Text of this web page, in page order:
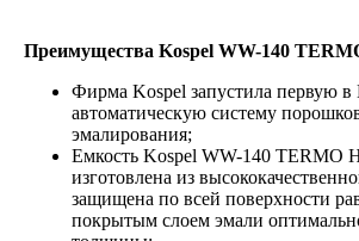
Преимущества Kospel WW-140
Фирма Kospel запустила первую
автоматическую систему
эмалирования;
Емкость Kospel WW-140 TERMO
изготовлена из
защищена по всей поверхности
покрытым слоем эмали